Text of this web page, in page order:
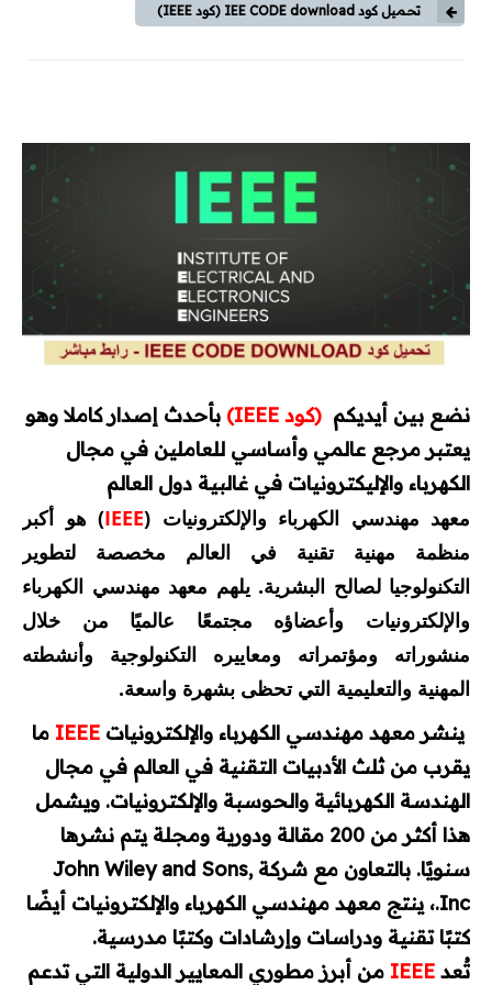
وقاية وإختبارات
كورسات محركات (مواتير)
كورسات Classic Control
كورسات PLC
مقالات
توزيع كهربي
محطات وشبكات
محركات وتحكم
محولات
مولدات
تيار خفيف
برامج هندسية
Dialux
MATLAB
تحميل كود IEE CODE download (كود IEEE)
نضع بين أيديكم (كود IEEE)
بأحدث إصدار كاملا وهو
يعتبر مرجع عالمي وأساسي للعاملين في مجال
الكهرباء والإليكترونيات في غالبية دول العالم
معهد مهندسي الكهرباء والإلكترونيات (IEEE) هو أكبر
منظمة مهنية تقنية في العالم مخصصة لتطوير
التكنولوجيا لصالح البشرية. يلهم معهد مهندسي الكهرباء
والإلكترونيات وأعضاؤه مجتمعًا عالميًا من خلال
منشوراته ومؤتمراته ومعاييره التكنولوجية وأنشطته
المهنية والتعليمية التي تحظى بشهرة واسعة.
ينشر معهد مهندسي الكهرباء والإلكترونيات
ما
يقرب من ثلث الأدبيات التقنية في العالم في مجال
الهندسة الكهربائية والحوسبة والإلكترونيات. ويشمل
هذا أكثر من 200 مقالة ودورية ومجلة يتم نشرها
سنويًا. بالتعاون مع شركة John Wiley and Sons,
Inc.، ينتج معهد مهندسي الكهرباء والإلكترونيات أيضًا
كتبًا تقنية ودراسات وإرشادات وكتبًا مدرسية.
تُعد IEEE من أبرز مطوري المعايير الدولية التي تدعم